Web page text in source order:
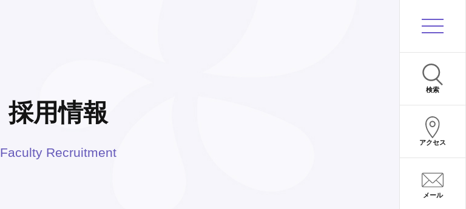
検索
アクセス
メール
採用情報
Faculty Recruitment